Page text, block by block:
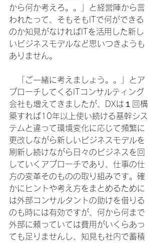
から何か考えろ。。」と経営陣から言
われたって、そもそもITで何ができる
のか知見がなければITを活用した新し
いビジネスモデルなど思いつきようも
ありません。
「ご一緒に考えましょう。。」とア
プローチしてくるITコンサルティング
会社も増えてきましたが、DXは１回構
築すれば10年以上使い続ける基幹シス
テムと違って環境変化に応じて頻繁に
更改しながら新しいビジネスモデルを
刷新し続けながら日々のビジネスを回
していくアプローチであり、仕事の仕
方の変革そのものの取り組みです。確
かにヒントや考え方をまとめるために
は外部コンサルタントの助けを借りる
のも時には有効ですが、何から何まで
外部に頼っていては費用がいくらあっ
ても足りませんし、知見も社内で蓄積